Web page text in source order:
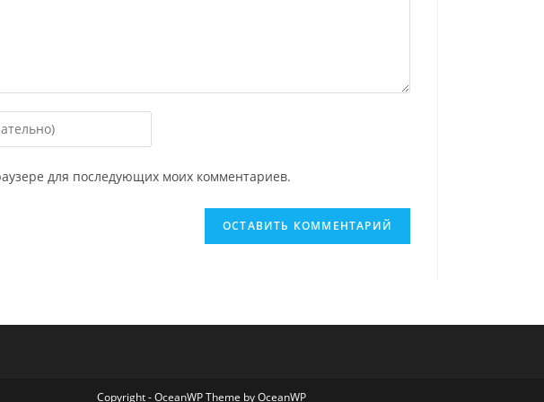
для последующих моих комментариев.
Copyright - OceanWP Theme by OceanWP